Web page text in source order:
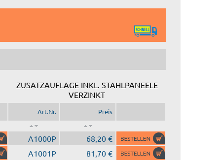
ZUSATZAUFLAGE INKL. STAHLPANEELE
VERZINKT
Art.Nr. Preis
A1000P
68,20 €
A1001P
81,70 €